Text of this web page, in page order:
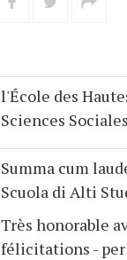
l'École des
Sciences
Summa cum
Scuola di Alti
Très honorable
félicitations - per